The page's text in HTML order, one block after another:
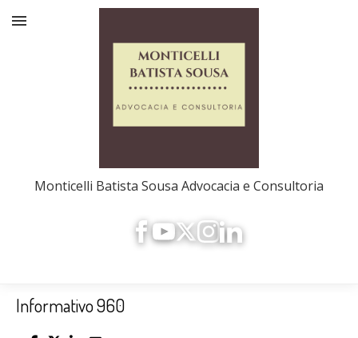
Monticelli Batista Sousa Advocacia e Consultoria
Informativo 960